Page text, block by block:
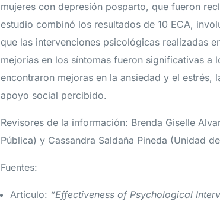
mujeres con depresión posparto, que fueron
estudio combinó los resultados de 10 ECA,
que las intervenciones psicológicas realizadas
mejorías en los síntomas fueron significativas a
encontraron mejoras en la ansiedad y el estrés,
apoyo social percibido.
Revisores de la información: Brenda Giselle
Pública) y Cassandra Saldaña Pineda (Unidad
Fuentes:
Artículo: “Effectiveness of Psychological